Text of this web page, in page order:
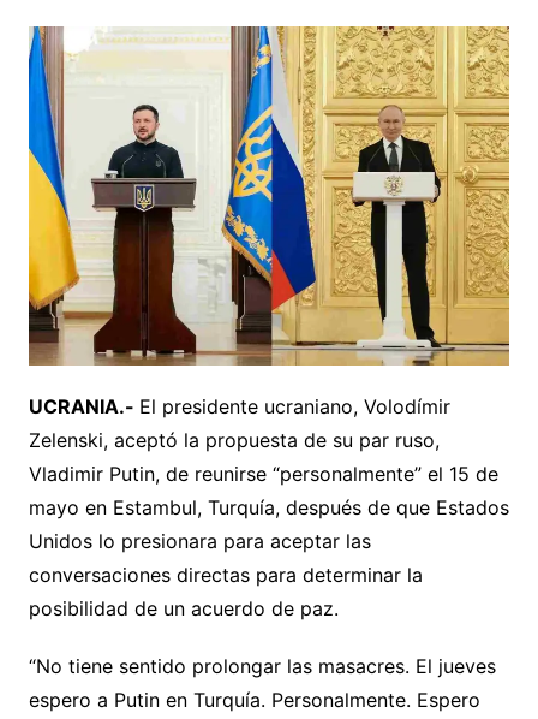
UCRANIA.- El presidente ucraniano, Volodímir
Zelenski, aceptó la propuesta de su par ruso,
Vladimir Putin, de reunirse “personalmente” el 15 de
mayo en Estambul, Turquía, después de que Estados
Unidos lo presionara para aceptar las
conversaciones directas para determinar la
posibilidad de un acuerdo de paz.
“No tiene sentido prolongar las masacres. El jueves
espero a Putin en Turquía. Personalmente. Espero